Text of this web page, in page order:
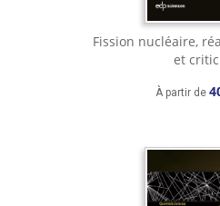
Fission nucléaire,
et
À partir de